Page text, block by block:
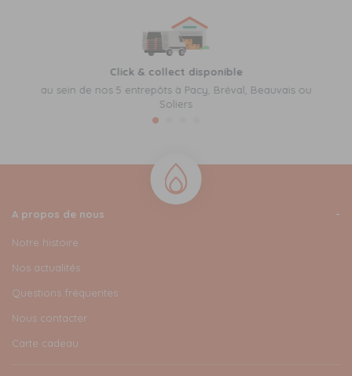
Click & collect disponible
au sein de nos 5 entrepôts à Pacy, Bréval, Beauvais ou
Soliers
A propos de nous
Notre histoire
Nos actualités
Questions fréquentes
Nous contacter
Carte cadeau